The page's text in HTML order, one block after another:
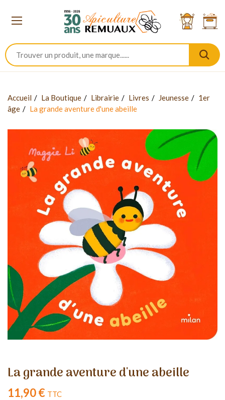
Accueil La Boutique Librairie Livres Jeunesse
1er
âge
La grande aventure d'une abeille
La grande aventure d'une abeille
11,90 € TTC